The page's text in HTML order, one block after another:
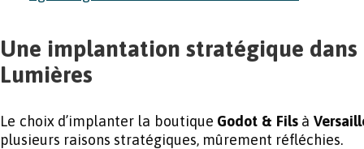
Une implantation stratégique
Lumières
Le choix d’implanter la boutique Godot & Filsà
plusieurs raisons stratégiques, mûrement réfléchies.